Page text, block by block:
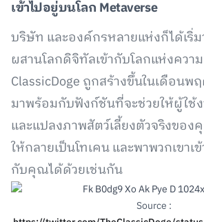
เข้าไปอยู่บนโลก Metaverse
บริษัท และองค์กรหลายแห่งก็ได้เริ่
ผสานโลกดิจิทัลเข้ากับโลกแห่งควา
ClassicDoge ถูกสร้างขึ้นในเดือน
มาพร้อมกับฟังก์ชันที่จะช่วยให้ผู้ใช้
และแปลงภาพสัตว์เลี้ยงตัวจริงขอ
ให้กลายเป็นโทเคน และพาพวกเขาเ
กับคุณได้ด้วยเช่นกัน
Source :